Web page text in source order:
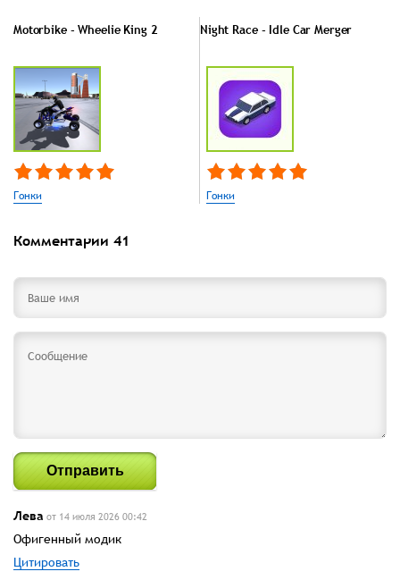
Motorbike - Wheelie King 2
Гонки
Night Race - Idle Car Merger
Гонки
Комментарии 41
Отправить
Лева от 14 июля 2026 00:42
Офигенный модик
Цитировать